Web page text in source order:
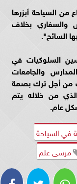
البحر الأحمر تمتلك 7 أنواع من السياحة أبزرها
والسفاري بخلاف
السائح".
السلوكيات في
والجامعات
من أجل ترك بصمة
من خلاله يتم
عام.
في السياحة
مرسى علم